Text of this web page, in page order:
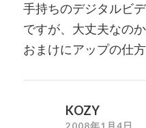
手持ちのデジタルビ
ですが、大丈夫なの
おまけにアップの仕
KOZY